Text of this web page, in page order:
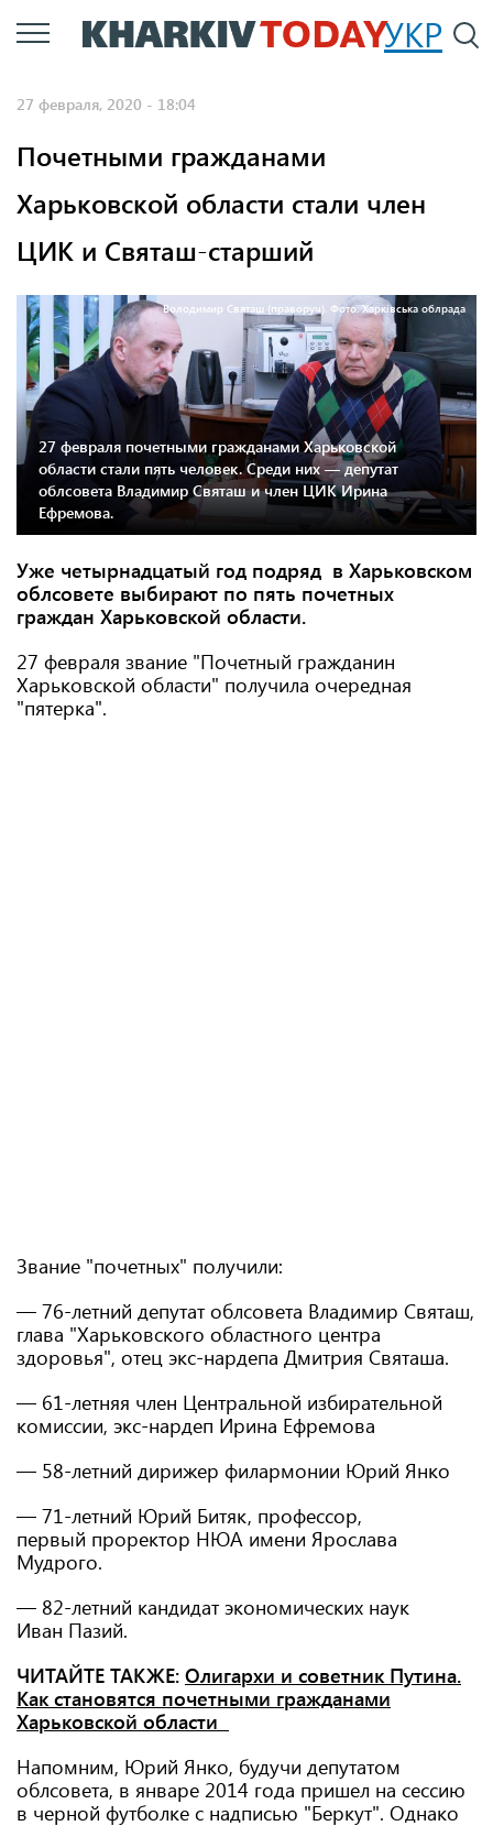
Перейти
к
УКР
27 февраля, 2020 - 18:04
Почетными гражданами
Харьковской области стали член
ЦИК и Святаш-старший
Володимир Святаш (праворуч). Фото: Харківська облрада
27 февраля почетными гражданами Харьковской
области стали пять человек. Среди них — депутат
облсовета Владимир Святаш и член ЦИК Ирина
Ефремова.
Уже четырнадцатый год подряд в Харьковском
облсовете выбирают по пять почетных
граждан Харьковской области.
27 февраля звание "Почетный гражданин
Харьковской области" получила очередная
"пятерка".
Звание "почетных" получили:
— 76-летний депутат облсовета Владимир Святаш,
глава "Харьковского областного центра
здоровья", отец экс-нардепа Дмитрия Святаша.
— 61-летняя член Центральной избирательной
комиссии, экс-нардеп Ирина Ефремова
— 58-летний дирижер филармонии Юрий Янко
— 71-летний Юрий Битяк, профессор,
первый проректор НЮА имени Ярослава
Мудрого.
— 82-летний кандидат экономических наук
Иван Пазий.
ЧИТАЙТЕ ТАКЖЕ: Олигархи и советник Путина.
Как становятся почетными гражданами
Харьковской области
Напомним, Юрий Янко, будучи депутатом
облсовета, в январе 2014 года пришел на сессию
в черной футболке с надписью "Беркут". Однако